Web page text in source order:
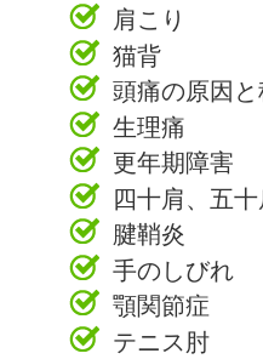
肩こり
猫背
頭痛の原因
生理痛
更年期障害
四十肩、五十
腱鞘炎
手のしびれ
顎関節症
テニス肘